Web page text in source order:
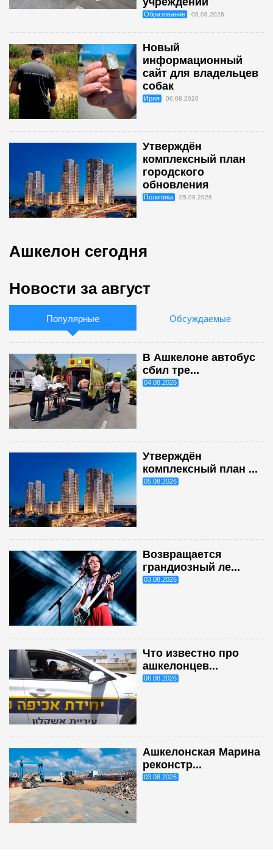
Образование 06.08.2026
Новый
информационный
сайт для владельцев
собак
Ирия 06.08.2026
Утверждён
комплексный план
городского
обновления
Политика 05.08.2026
Ашкелон сегодня
Новости за август
Популярные Обсуждаемые
В Ашкелоне автобус
сбил тре...
04.08.2026
Утверждён
комплексный план ...
05.08.2026
Возвращается
грандиозный ле...
03.08.2026
Что известно про
ашкелонцев...
06.08.2026
Ашкелонская Марина
реконстр...
03.08.2026